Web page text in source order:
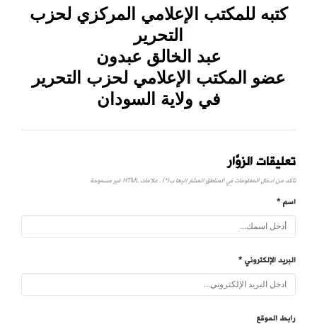
كتبه للمكتب الإعلامي المركزي لحزب
التحرير
عبد الخالق عبدون
عضو المكتب الإعلامي لحزب التحرير
في ولاية السودان
تعليقات الزوَّار
تأكد من ادخال المعلومات في المناطق المشار إليها ب(*) . علامات HTML غير مسموحة
اسم *
البريد الإلكتروني *
رابط الموقع